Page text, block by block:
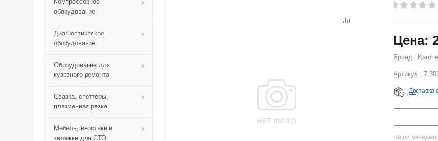
Компрессорное
оборудование
Диагностическое
оборудование
Оборудование для
кузовного ремонта
Сварка, споттеры,
плазменная резка
Мебель, верстаки и
тележки для СТО
Брэнд :
Артикул :
Доставка
Наши